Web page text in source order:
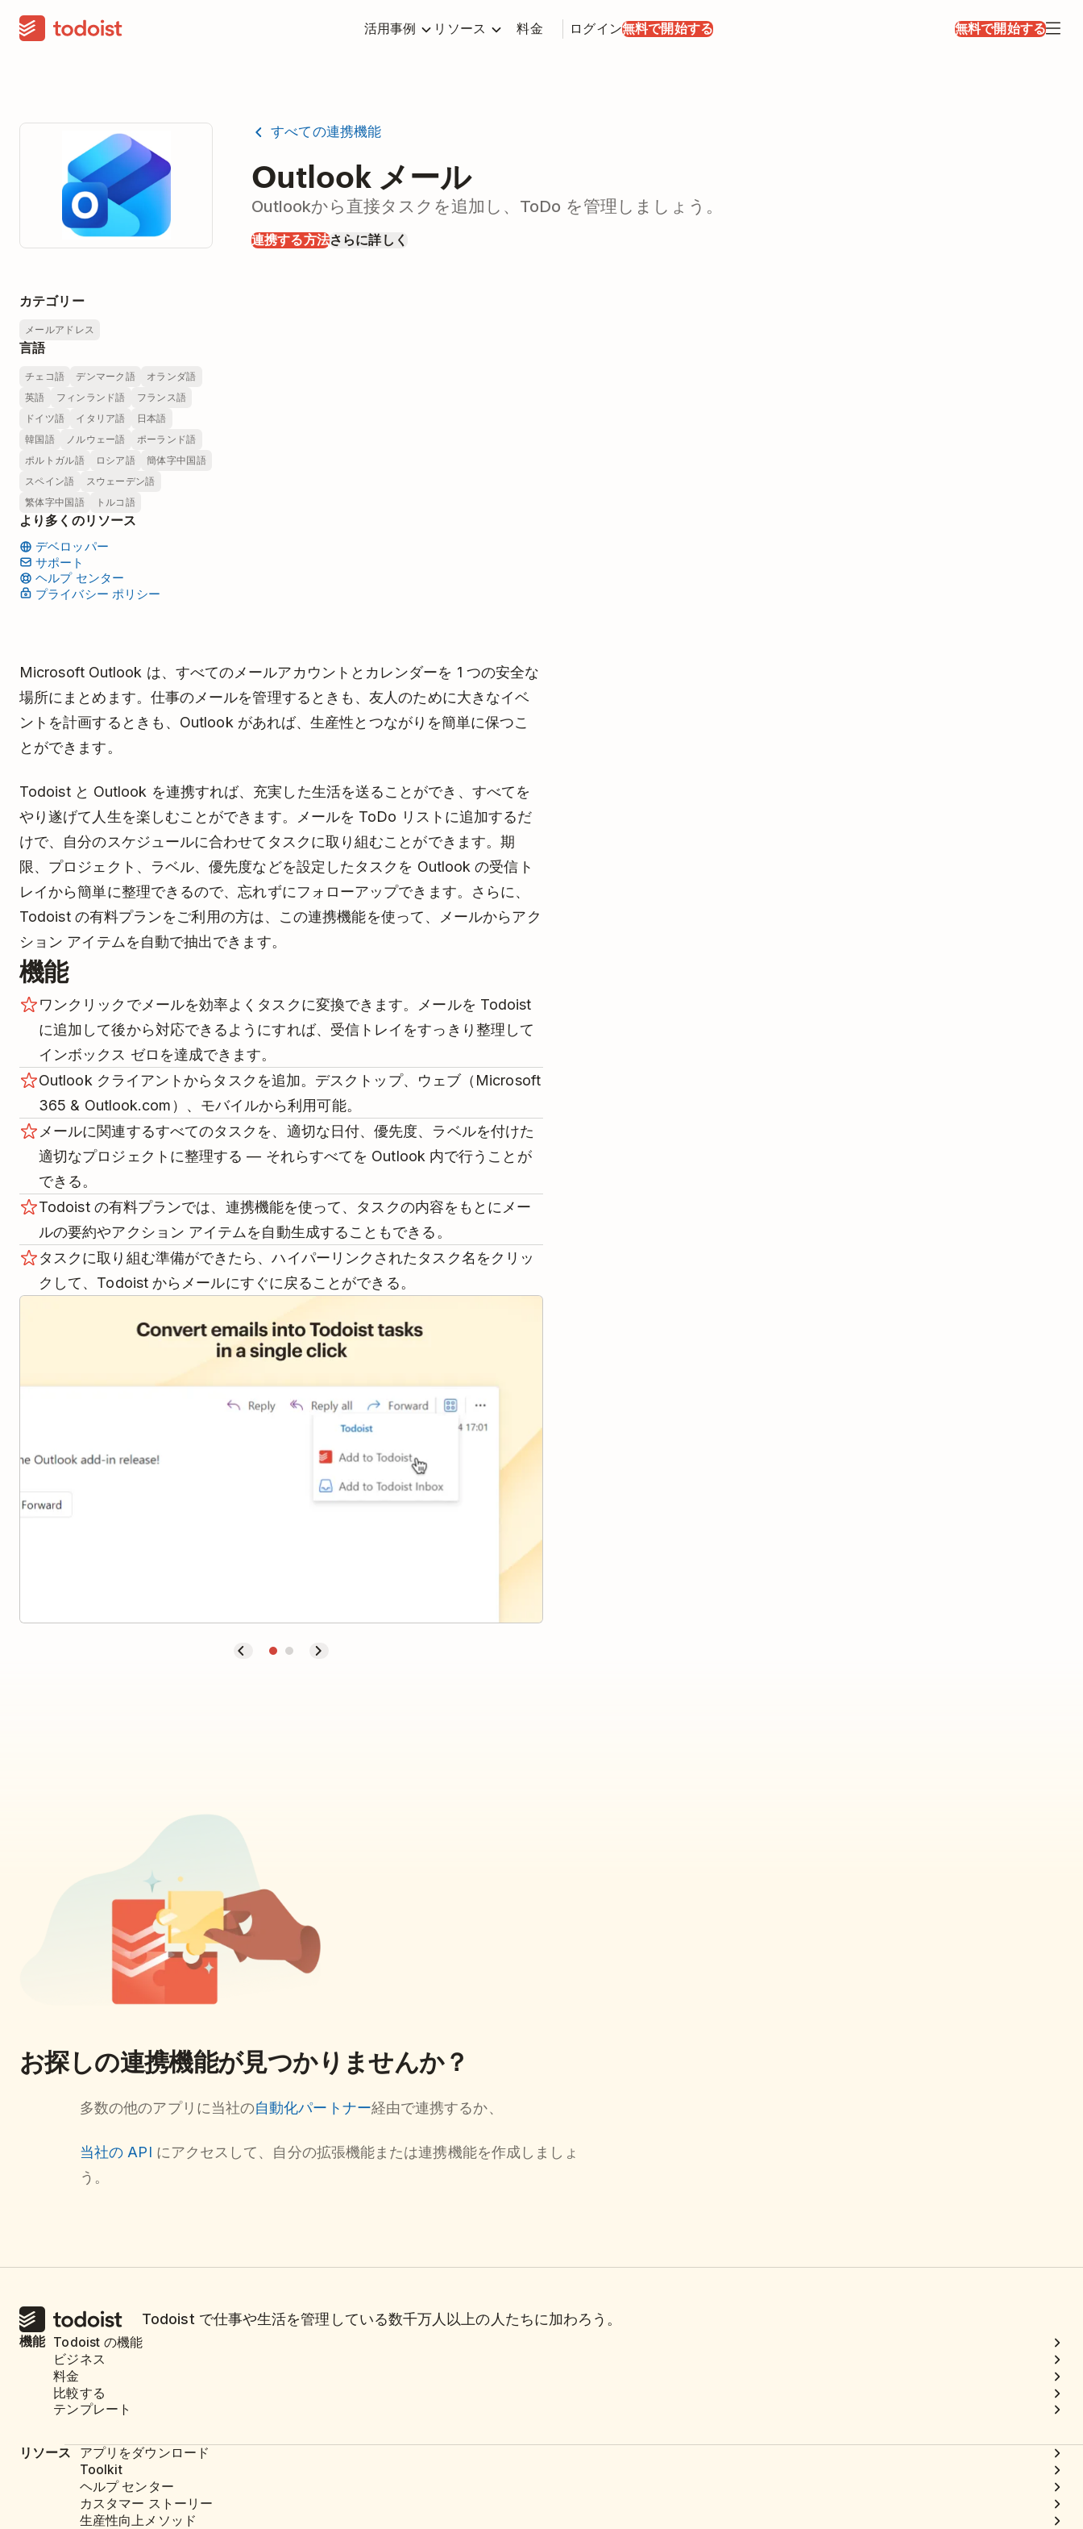
活用事例 リソース 料金 ログイン無料で開始する 無料で開始する
すべての連携機能
Outlook メール
Outlookから直接タスクを追加し、ToDo を管理しましょう。
連携する方法さらに詳しく
カテゴリー
メールアドレス
言語
チェコ語 デンマーク語
オランダ語
英語
フィンランド語
フランス語
ドイツ語
イタリア語
日本語
韓国語
ノルウェー語
ポーランド語
ポルトガル語
ロシア語
簡体字中国語
スペイン語
スウェーデン語
繁体字中国語
トルコ語
より多くのリソース
デベロッパー
サポート
ヘルプ センター
プライバシー ポリシー
Microsoft Outlook は、すべてのメールアカウントとカレンダーを 1 つの安全な
場所にまとめます。仕事のメールを管理するときも、友人のために大きなイベ
ントを計画するときも、Outlook があれば、生産性とつながりを簡単に保つこ
とができます。
Todoist と Outlook を連携すれば、充実した生活を送ることができ、すべてを
やり遂げて 人生を楽しむことができます。メールを ToDo リストに追加するだ
けで、自分のスケジュールに合わせてタスクに取り組むことができます。期
限、プロジェクト、ラベル、優先度などを設定したタスクを Outlook の受信ト
レイから簡単に整理できるので、忘れずにフォローアップできます。さらに、
Todoist の有料プランをご利用の方は、この連携機能を使って、メールからアク
ション アイテムを自動で抽出できます。
機能
ワンクリックでメールを効率よくタスクに変換できます。メールを Todoist
に追加して後から対応できるようにすれば、受信トレイをすっきり整理して
インボックス ゼロを達成できます。
Outlook クライアントからタスクを追加。デスクトップ、ウェブ（Microsoft
365 & Outlook.com）、モバイルから利用可能。
メールに関連するすべてのタスクを、適切な日付、優先度、ラベルを付けた
適切なプロジェクトに整理する — それらすべてを Outlook 内で行うことが
できる。
Todoist の有料プランでは、連携機能を使って、タスクの内容をもとにメー
ルの要約やアクション アイテムを自動生成することもできる。
タスクに取り組む準備ができたら、ハイパーリンクされたタスク名をクリッ
クして、Todoist からメールにすぐに戻ることができる。
お探しの連携機能が見つかりませんか？
多数の他のアプリに当社の自動化パートナー経由で連携するか、
当社の API にアクセスして、自分の拡張機能または連携機能を作成しましょ
う。
Todoist で仕事や生活を管理している数千万人以上の人たちに加わろう。
機能 Todoist の機能
ビジネス
料金
比較する
テンプレート
リソース
アプリをダウンロード
Toolkit
ヘルプ センター
カスタマー ストーリー
生産性向上メソッド